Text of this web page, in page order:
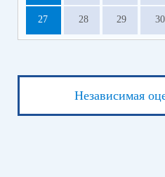
27 28 29 30
Независимая